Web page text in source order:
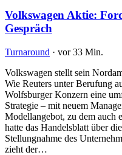
Volkswagen Aktie:
Gespräch
Turnaround · vor 33 Min.
Volkswagen stellt sein
Wie Reuters unter Berufung
Wolfsburger Konzern eine
Strategie – mit neuem
Modellangebot, zu dem auch
hatte das Handelsblatt über
Stellungnahme des
zieht der…